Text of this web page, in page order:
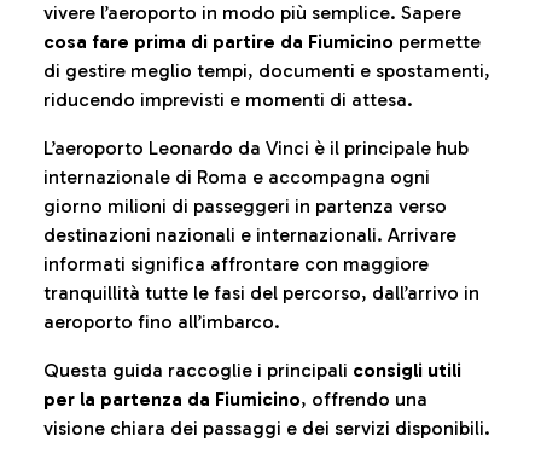
vivere l’aeroporto in modo più semplice. Sapere
cosa fare prima di partire da Fiumicino permette
di gestire meglio tempi, documenti e spostamenti,
riducendo imprevisti e momenti di attesa.
L’aeroporto Leonardo da Vinci è il principale hub
internazionale di Roma e accompagna ogni
giorno milioni di passeggeri in partenza verso
destinazioni nazionali e internazionali. Arrivare
informati significa affrontare con maggiore
tranquillità tutte le fasi del percorso, dall’arrivo in
aeroporto fino all’imbarco.
Questa guida raccoglie i principali consigli utili
per la partenza da Fiumicino, offrendo una
visione chiara dei passaggi e dei servizi disponibili.